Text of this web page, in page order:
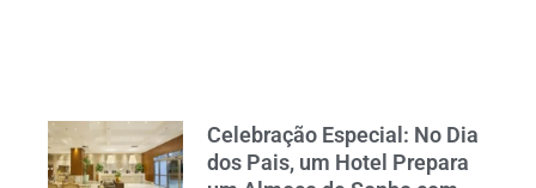
Celebração Especial: No Dia
dos Pais, um Hotel Prepara